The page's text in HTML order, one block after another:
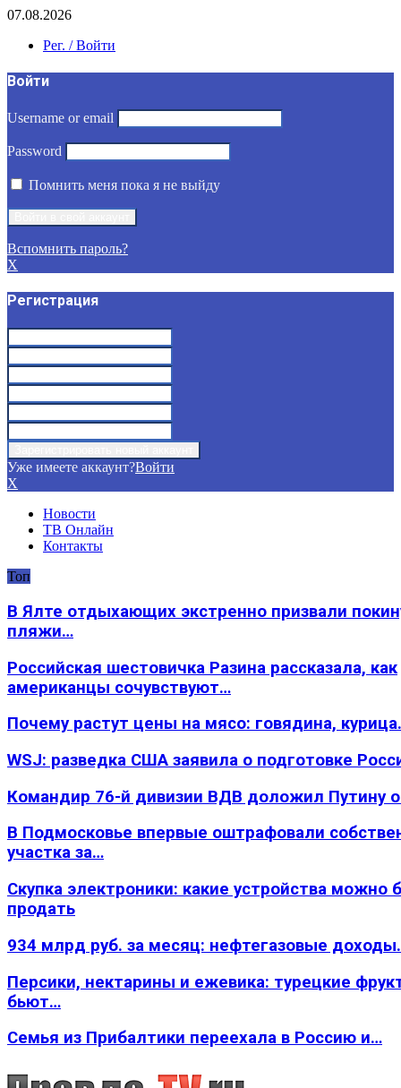
07.08.2026
Рег. / Войти
Войти
Username or email
Password
Помнить меня пока я не выйду
Вспомнить пароль?
X
Регистрация
Уже имеете аккаунт?Войти
X
Новости
ТВ Онлайн
Контакты
Топ
В Ялте отдыхающих экстренно призвали
пляжи…
Российская шестовичка Разина рассказала, как
американцы сочувствуют…
Почему растут цены на мясо: говядина,
WSJ: разведка США заявила о подготовке
Командир 76-й дивизии ВДВ доложил Путину
В Подмосковье впервые оштрафовали
участка за…
Скупка электроники: какие устройства можно
продать
934 млрд руб. за месяц: нефтегазовые
Персики, нектарины и ежевика: турецкие
бьют…
Семья из Прибалтики переехала в Россию и…